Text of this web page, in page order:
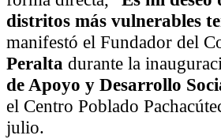
distritos más vulnerables
manifestó el Fundador del
Peralta durante la
de Apoyo y Desarrollo
el Centro Poblado
julio.